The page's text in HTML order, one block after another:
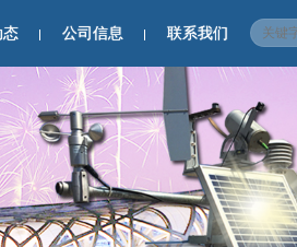
态 公司信息 联系我们